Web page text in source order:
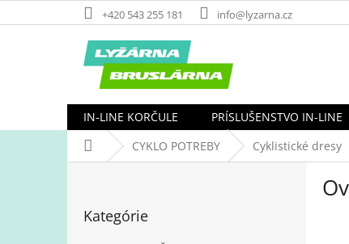
na
+420 543 255 181 info@lyzarna.cz
IN-LINE KORČULE PRÍSLUŠENSTVO IN-LINE
DomovCYKLO POTREBY Cyklistické dresy
kategórie
Kategórie